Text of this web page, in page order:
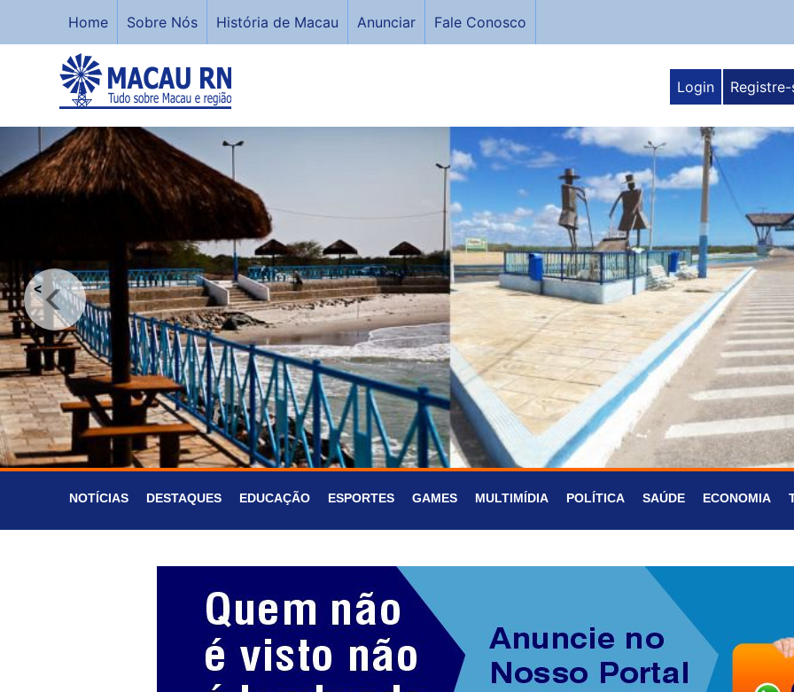
Home Sobre Nós História de Macau Anunciar Fale Conosco
Login Registre-
<
NOTÍCIAS DESTAQUES EDUCAÇÃO ESPORTES GAMES MULTIMÍDIA POLÍTICA SAÚDE ECONOMIA